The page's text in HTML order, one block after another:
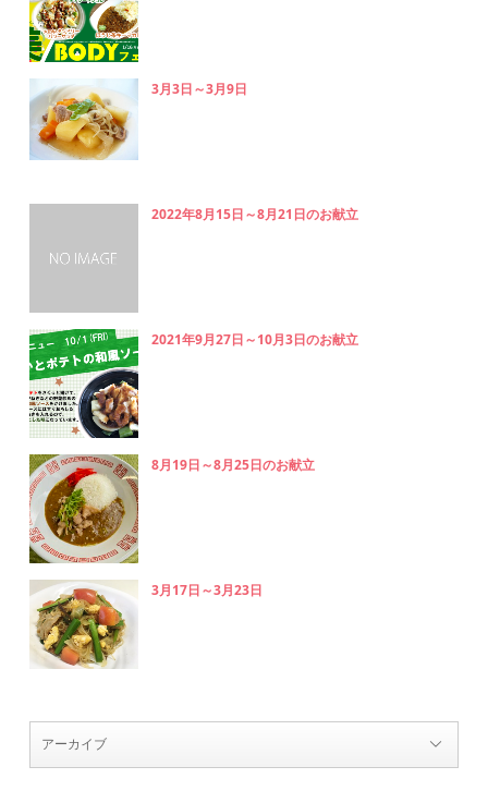
3月3日～3月9日
2022年8月15日～8月21日のお献立
2021年9月27日～10月3日のお献立
8月19日～8月25日のお献立
3月17日～3月23日